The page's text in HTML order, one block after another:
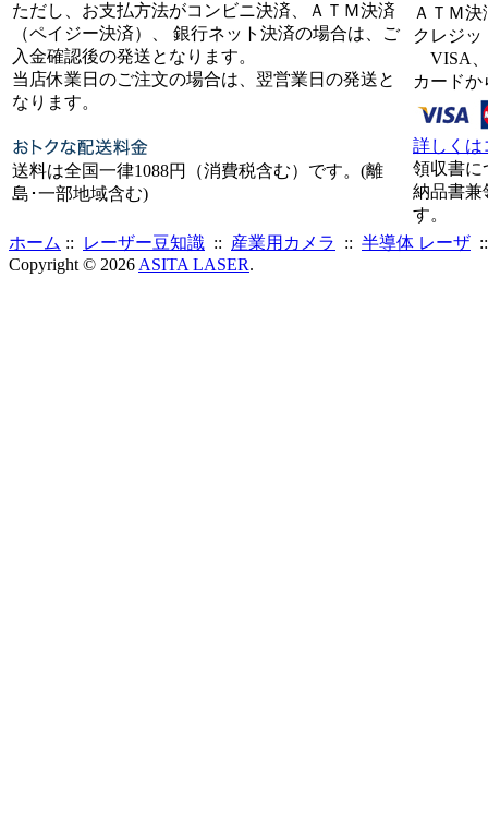
ただし、お支払方法がコンビニ決済、ＡＴＭ決済
（ペイジー決済）、 銀行ネット決済の場合は、ご
入金確認後の発送となります。
当店休業日のご注文の場合は、翌営業日の発送と
なります。
送料は全国一律1088円（消費税含む）です。(離
島･一部地域含む)
ＡＴＭ
クレジッ
VISA、
カード
詳しくは
領収書に
納品書兼
す。
ホーム :: レーザー豆知識 :: 産業用カメラ :: 半導体 レーザ
Copyright © 2026 ASITA LASER.